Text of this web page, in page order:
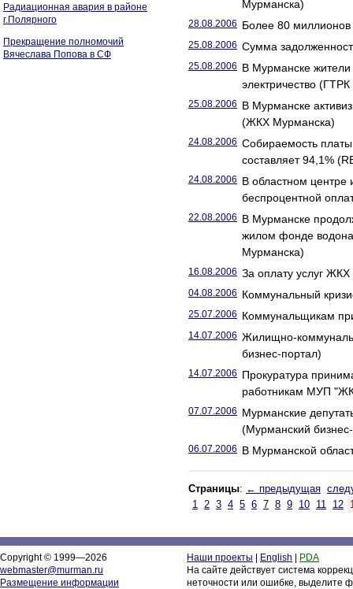
Радиационная авария в районе
г.Полярного
Прекращение полномочий
Вячеслава Попова в СФ
Мурманска)
28.08.2006 Более 80
25.08.2006 Сумма
25.08.2006 В Мурманске жители
электричество
25.08.2006 В Мурманске
(ЖКХ Мурманска)
24.08.2006 Собираемость
составляет 94,1%
24.08.2006 В областном центре
беспроцентной
22.08.2006 В Мурманске
жилом фонде
Мурманска)
16.08.2006 За оплату услуг
04.08.2006 Коммунальный
25.07.2006 Коммунальщикам
14.07.2006 Жилищно-
бизнес-портал)
14.07.2006 Прокуратура
работникам МУП
07.07.2006 Мурманские
(Мурманский
06.07.2006 В Мурманской
Страницы: ← предыдущая
1 2 3 4 5 6 7 8 9 10 11 12
Copyright © 1999—2026
webmaster@murman.ru
Размещение информации
Наши проекты English
PDA
На сайте действует система
неточности или ошибке, выделите